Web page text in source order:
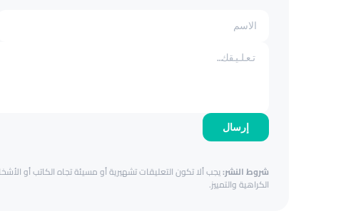
إرسال
شروط النشر:يجب ألا تكون التعليقات تشهيرية أو مسيئة تجاه الكاتب أو
الكراهية والتمييز.